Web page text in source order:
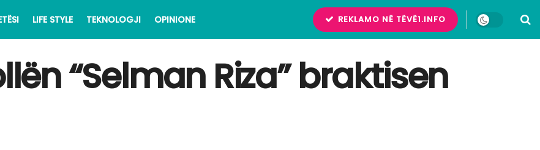
LIFE STYLE TEKNOLOGJI OPINIONE REKLAMO NË TËVË1.INFO
“Selman Riza” braktisen